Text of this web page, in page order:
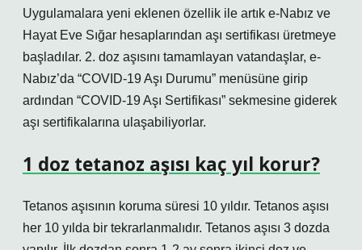
Uygulamalara yeni eklenen özellik ile artık e-Nabız ve
Hayat Eve Sığar hesaplarından aşı sertifikası üretmeye
başladılar. 2. doz aşısını tamamlayan vatandaşlar, e-
Nabız’da “COVID-19 Aşı Durumu” menüsüne girip
ardından “COVID-19 Aşı Sertifikası” sekmesine giderek
aşı sertifikalarına ulaşabiliyorlar.
1 doz tetanoz aşısı kaç yıl korur?
Tetanos aşısının koruma süresi 10 yıldır. Tetanos aşısı
her 10 yılda bir tekrarlanmalıdır. Tetanos aşısı 3 dozda